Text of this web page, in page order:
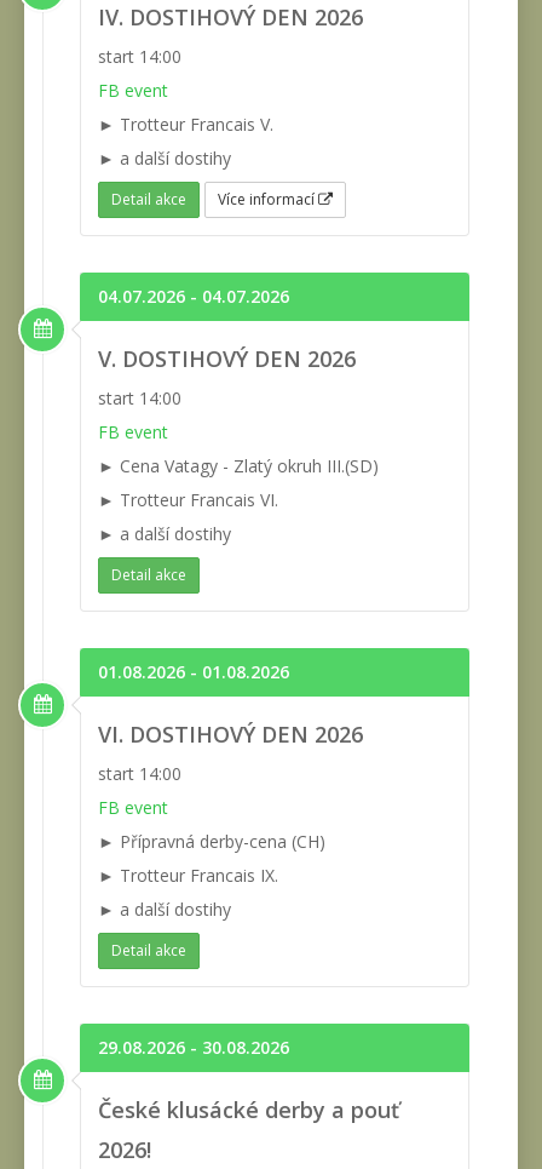
IV. DOSTIHOVÝ DEN 2026
start 14:00
FB event
► Trotteur Francais V.
► a další dostihy
Detail akce Více informací
04.07.2026 - 04.07.2026
V. DOSTIHOVÝ DEN 2026
start 14:00
FB event
► Cena Vatagy - Zlatý okruh III.(SD)
► Trotteur Francais VI.
► a další dostihy
Detail akce
01.08.2026 - 01.08.2026
VI. DOSTIHOVÝ DEN 2026
start 14:00
FB event
► Přípravná derby-cena (CH)
► Trotteur Francais IX.
► a další dostihy
Detail akce
29.08.2026 - 30.08.2026
České klusácké derby a pouť
2026!